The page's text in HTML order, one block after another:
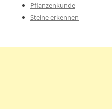
Pflanzenkunde
Steine erkennen